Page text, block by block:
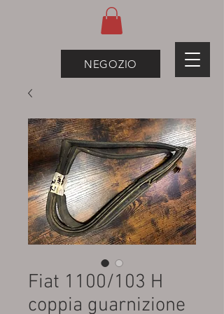
NEGOZIO
Fiat 1100/103 H
coppia guarnizione